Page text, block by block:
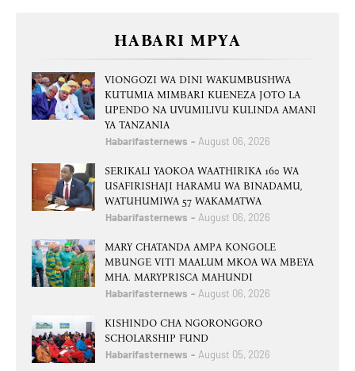
HABARI MPYA
VIONGOZI WA DINI WAKUMBUSHWA
KUTUMIA MIMBARI KUENEZA JOTO LA
UPENDO NA UVUMILIVU KULINDA AMANI
YA TANZANIA
Habarifasternews August 06, 2026
SERIKALI YAOKOA WAATHIRIKA 160 WA
USAFIRISHAJI HARAMU WA BINADAMU,
WATUHUMIWA 57 WAKAMATWA
Habarifasternews August 06, 2026
MARY CHATANDA AMPA KONGOLE
MBUNGE VITI MAALUM MKOA WA MBEYA
MHA. MARYPRISCA MAHUNDI
Habarifasternews August 06, 2026
KISHINDO CHA NGORONGORO
SCHOLARSHIP FUND
Habarifasternews August 05, 2026